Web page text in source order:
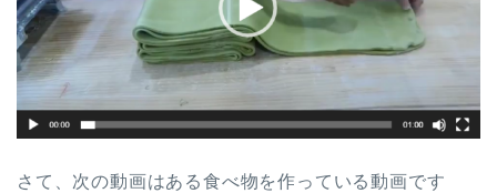
さて、次の動画はある食べ物を作っている動画です